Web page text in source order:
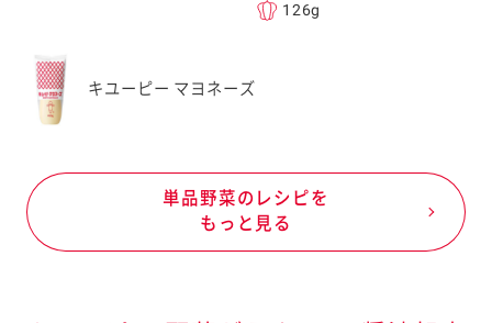
126g
キユーピー マヨネーズ
単品野菜のレシピを
もっと見る